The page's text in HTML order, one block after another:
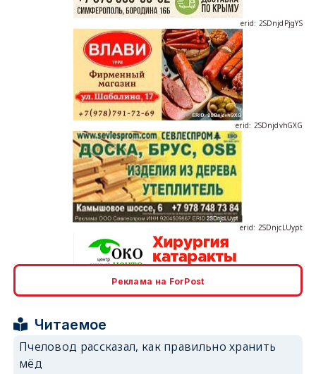
erid: 2SDnjdvhGXG
Реклама на ForPost
Читаемое
Пчеловод рассказал, как правильно хранить
мёд